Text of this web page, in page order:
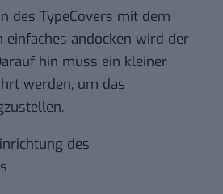
des TypeCovers mit dem
einfaches andocken wird der
hin muss ein kleiner
werden, um das